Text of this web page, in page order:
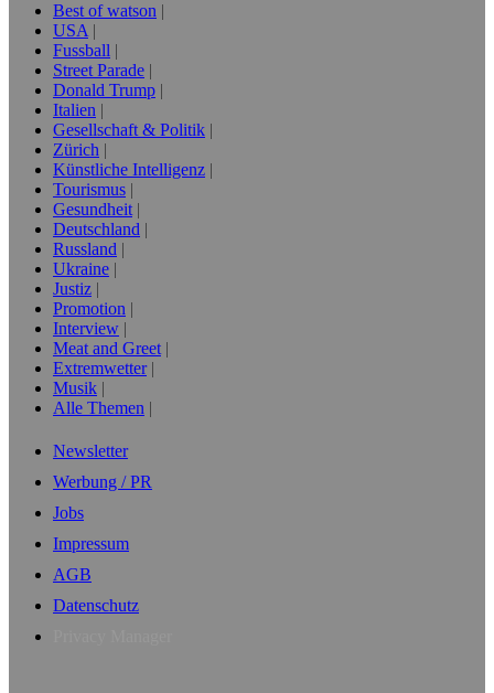
Best of watson
USA
Fussball
Street Parade
Donald Trump
Italien
Gesellschaft & Politik
Zürich
Künstliche Intelligenz
Tourismus
Gesundheit
Deutschland
Russland
Ukraine
Justiz
Promotion
Interview
Meat and Greet
Extremwetter
Musik
Alle Themen
Newsletter
Werbung / PR
Jobs
Impressum
AGB
Datenschutz